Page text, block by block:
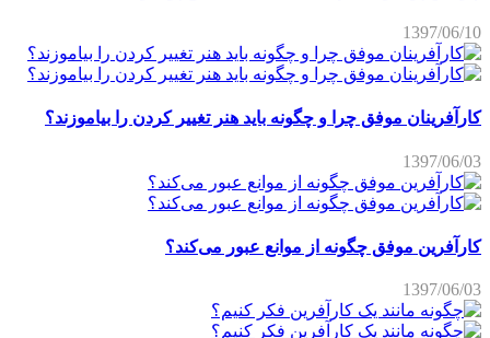
1397/06/10
کارآفرینان موفق چرا و چگونه باید هنر تغییر کردن را بیاموزند؟
1397/06/03
کارآفرین موفق چگونه از موانع عبور می‌کند؟
1397/06/03